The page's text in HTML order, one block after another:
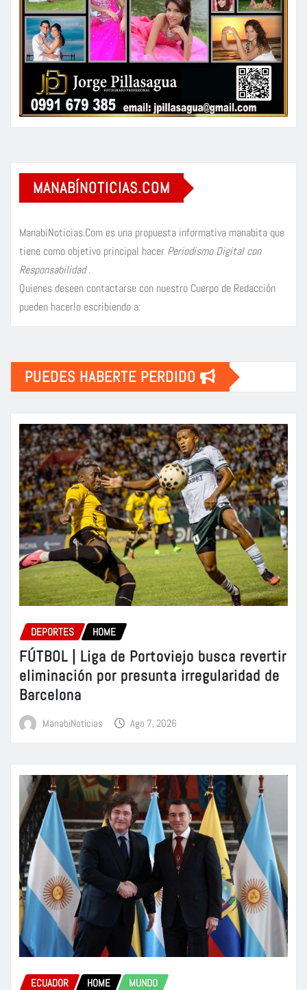
MANABÍNOTICIAS.COM
ManabíNoticias.Com es una propuesta informativa manabita que
tiene como objetivo principal hacer Periodismo Digital con
Responsabilidad.
Quienes deseen contactarse con nuestro Cuerpo de Redacción
pueden hacerlo escribiendo a:
PUEDES HABERTE PERDIDO
DEPORTES HOME
FÚTBOL | Liga de Portoviejo busca revertir
eliminación por presunta irregularidad de
Barcelona
ManabiNoticias Ago 7, 2026
ECUADOR HOME MUNDO